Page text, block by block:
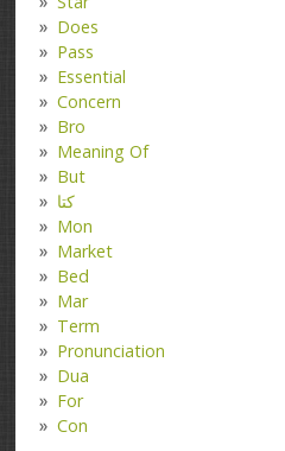
Does
Pass
Essential
Concern
Bro
Meaning Of
But
کتا
Mon
Market
Bed
Mar
Term
Pronunciation
Dua
For
Con